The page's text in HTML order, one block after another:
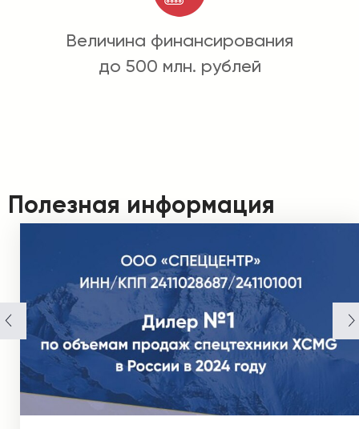
Величина финансирования
до 500 млн. рублей
Полезная информация